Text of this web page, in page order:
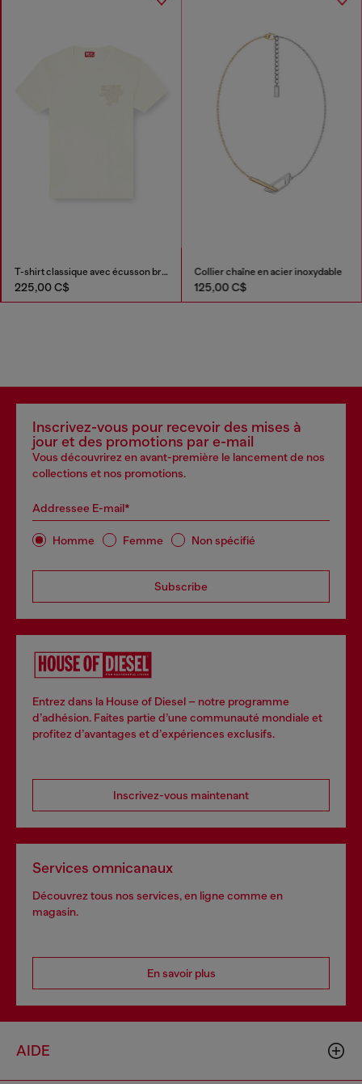
T-shirt classique avec écusson brodé
225,00 C$
Collier chaîne en acier inoxydable
125,00 C$
Inscrivez-vous pour recevoir des mises à
jour et des promotions par e-mail
Vous découvrirez en avant-première le lancement de nos
collections et nos promotions.
Addressee E-mail*
Homme Femme Non spécifié
Subscribe
Entrez dans la House of Diesel – notre programme
d’adhésion. Faites partie d’une communauté mondiale et
profitez d’avantages et d’expériences exclusifs.
Inscrivez-vous maintenant
Services omnicanaux
Découvrez tous nos services, en ligne comme en
magasin.
En savoir plus
AIDE